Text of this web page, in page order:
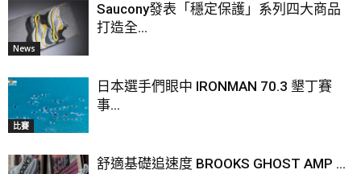
News
Saucony發表「穩定保護」系列四大商品
打造全...
比賽
日本選手們眼中 IRONMAN 70.3 墾丁賽
事...
舒適基礎追速度 BROOKS GHOST AMP ...